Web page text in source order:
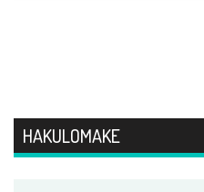
HAKULOMAKE